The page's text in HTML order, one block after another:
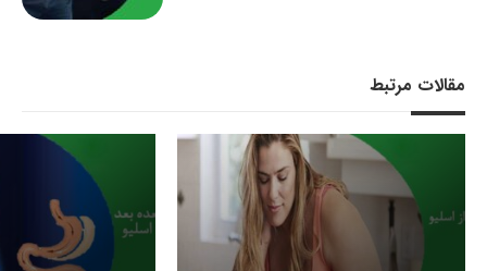
مقالات مرتبط